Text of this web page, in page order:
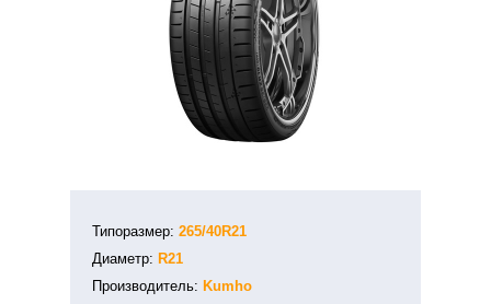
Типоразмер: 265/40R21
Диаметр: R21
Производитель: Kumho